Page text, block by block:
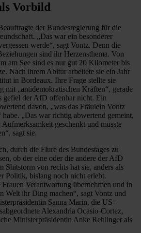
Vorbild
der Bundesregierung für die
„Das war ein besonderer
werde“, sagt Vontz. Denn die
sind ihr Herzensthema. Von
am See sind es nur gut 20 Kilometer bis
Nach ihrem Abitur arbeitete sie ein Jahr
in Bordeaux. Ihre Frage stellte sie
mit „antidemokratischen Kräften“, gerade
gefiel der AfD offenbar nicht. Ein
davon, „was das Fräulein Vontz
habe. „Das war richtig abwertend gemeint,
geschenkt und musste
sagt sie.
durch die Flure des Bundestages zu
ob der eine oder die andere der AfD
Shitstorm von rechts hat sie, anders als
Politik, bislang noch nicht erlebt.
Verantwortung übernehmen und in
Welt ihr Ding machen“, sagt Vontz und
Sanna Marin, die US-
Alexandria Ocasio-Cortez,
Ministerpräsidentin Anke Rehlinger als